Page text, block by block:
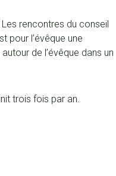
rencontres du conseil
pour l’évêque une
de l’évêque dans un
trois fois par an.